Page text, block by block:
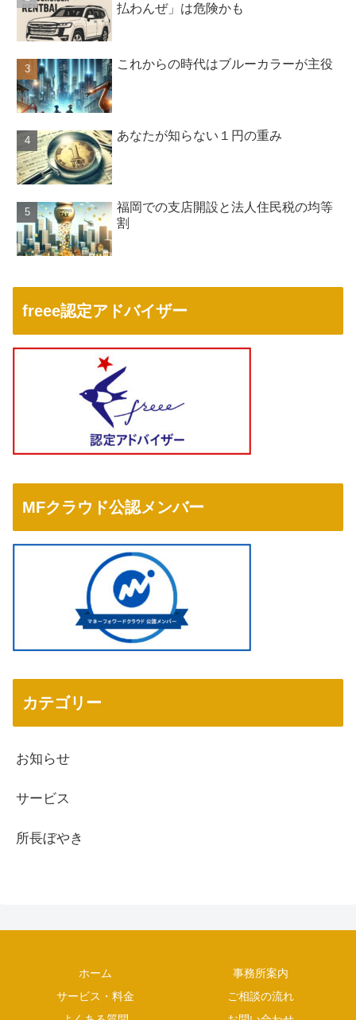
払わんぜ」は危険かも
これからの時代はブルーカラーが主役
あなたが知らない１円の重み
福岡での支店開設と法人住民税の均等
割
freee認定アドバイザー
MFクラウド公認メンバー
カテゴリー
お知らせ
サービス
所長ぼやき
ホーム
事務所案内
サービス・料金
ご相談の流れ